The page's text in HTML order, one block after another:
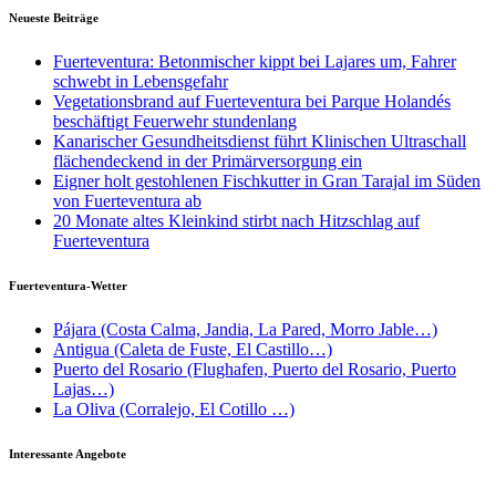
Neueste Beiträge
Fuerteventura: Betonmischer kippt bei Lajares um, Fahrer
schwebt in Lebensgefahr
Vegetationsbrand auf Fuerteventura bei Parque Holandés
beschäftigt Feuerwehr stundenlang
Kanarischer Gesundheitsdienst führt Klinischen Ultraschall
flächendeckend in der Primärversorgung ein
Eigner holt gestohlenen Fischkutter in Gran Tarajal im Süden
von Fuerteventura ab
20 Monate altes Kleinkind stirbt nach Hitzschlag auf
Fuerteventura
Fuerteventura-Wetter
Pájara (Costa Calma, Jandia, La Pared, Morro Jable…)
Antigua (Caleta de Fuste, El Castillo…)
Puerto del Rosario (Flughafen, Puerto del Rosario, Puerto
Lajas…)
La Oliva (Corralejo, El Cotillo …)
Interessante Angebote